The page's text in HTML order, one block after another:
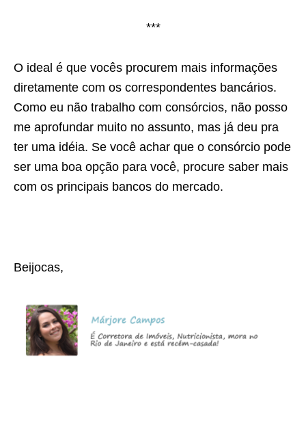
***
O ideal é que vocês procurem mais informações
diretamente com os correspondentes bancários.
Como eu não trabalho com consórcios, não posso
me aprofundar muito no assunto, mas já deu pra
ter uma idéia. Se você achar que o consórcio pode
ser uma boa opção para você, procure saber mais
com os principais bancos do mercado.
Beijocas,